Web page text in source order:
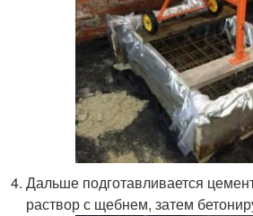
Дальше подготавливается
раствор с щебнем, затем